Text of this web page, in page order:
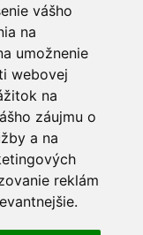
vášho
na
umožnenie
webovej
na
záujmu o
a na
reklám
.
123.600 €